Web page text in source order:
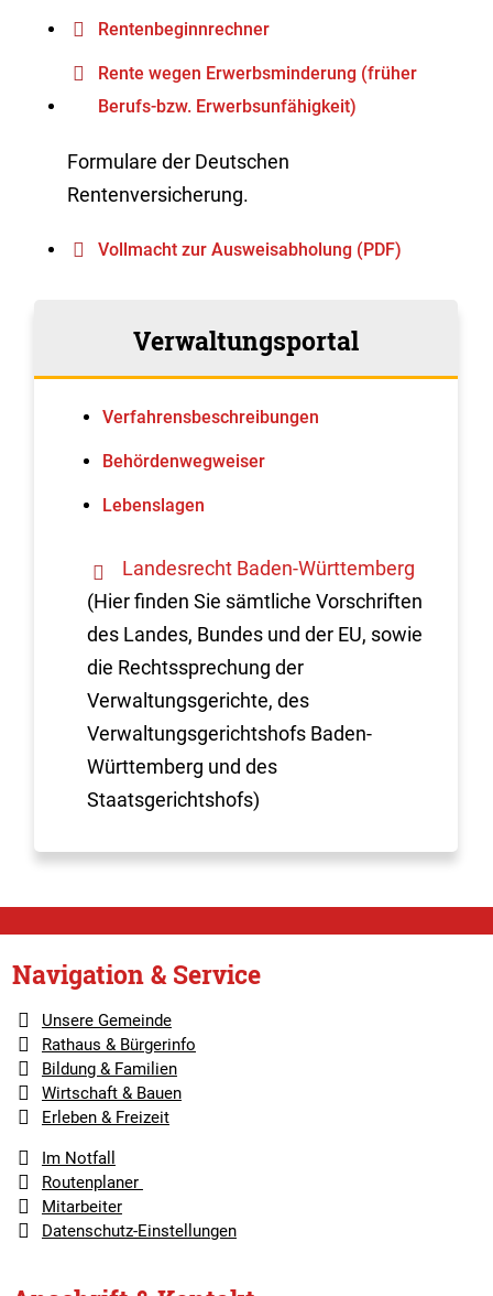
Rentenbeginnrechner
Rente wegen Erwerbsminderung (früher
Berufs-bzw. Erwerbsunfähigkeit)
Formulare der Deutschen
Rentenversicherung.
Vollmacht zur Ausweisabholung (PDF)
Verwaltungsportal
Verfahrens­beschreibungen
Behördenwegweiser
Lebenslagen
Landesrecht Baden-Württemberg
(Hier finden Sie sämtliche Vorschriften
des Landes, Bundes und der EU, sowie
die Rechtssprechung der
Verwaltungsgerichte, des
Verwaltungsgerichtshofs Baden-
Württemberg und des
Staatsgerichtshofs)
Navigation & Service
Unsere Gemeinde
Rathaus & Bürgerinfo
Bildung & Familien
Wirtschaft & Bauen
Erleben & Freizeit
Im Notfall
Routenplaner
Mitarbeiter
Datenschutz-Einstellungen